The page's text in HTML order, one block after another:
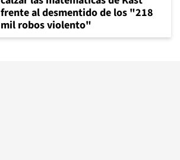
frente al desmentido de los "218
mil robos violento"